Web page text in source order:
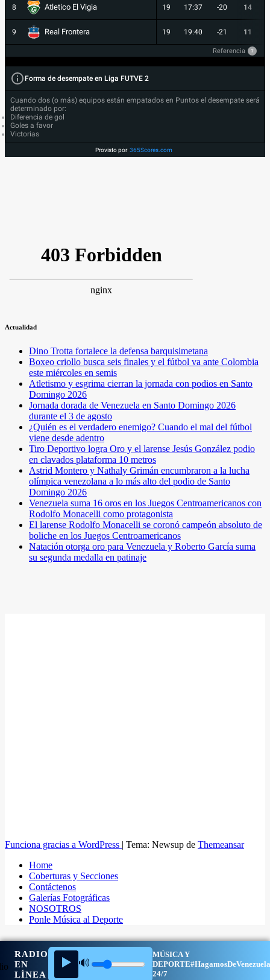
8 Atletico El Vigia 19 17:37 -20 14
9 Real Frontera 19 19:40 -21 11
Referencia ?
Forma de desempate en Liga FUTVE 2
Cuando dos (o más) equipos están empatados en Puntos el desempate será
determinado por:
Diferencia de gol
Goles a favor
Victorias
Provisto por 365Scores.com
Actualidad
Dino Trotta fortalece la defensa barquisimetana
Boxeo criollo busca seis finales y el fútbol va ante Colombia
este miércoles en semis
Atletismo y esgrima cierran la jornada con podios en Santo
Domingo 2026
Jornada dorada de Venezuela en Santo Domingo 2026
durante el 3 de agosto
¿Quién es el verdadero enemigo? Cuando el mal del fútbol
viene desde adentro
Tiro Deportivo logra Oro y el larense Jesús González podio
en clavados plataforma 10 metros
Astrid Montero y Nathaly Grimán encumbraron a la lucha
olímpica venezolana a lo más alto del podio de Santo
Domingo 2026
Venezuela suma 16 oros en los Juegos Centroamericanos con
Rodolfo Monacelli como protagonista
El larense Rodolfo Monacelli se coronó campeón absoluto de
boliche en los Juegos Centroamericanos
Natación otorga oro para Venezuela y Roberto García suma
su segunda medalla en patinaje
RADIO
EN
LÍNEA
▶️ 🔊
MÚSICA Y
DEPORTE
24/7
Funciona gracias a WordPress | Tema: Newsup de Themeansar
Home
Coberturas y Secciones
Contáctenos
Galerías Fotográficas
NOSOTROS
Ponle Música al Deporte